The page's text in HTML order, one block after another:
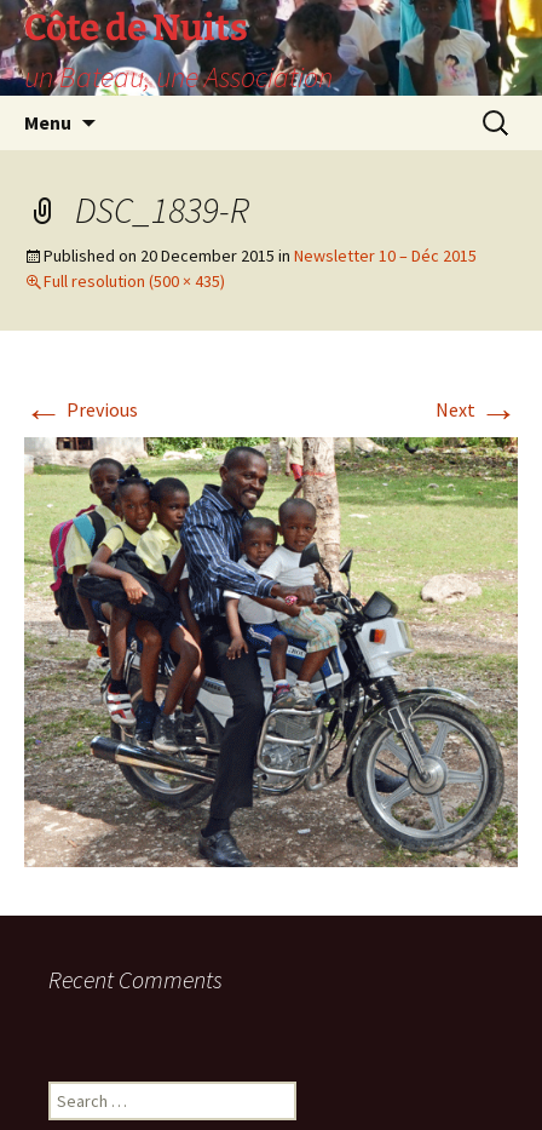
Skip
to
content
Côte de Nuits
un Bateau, une Association
Menu
Search
for:
DSC_1839-R
Published on 20 December 2015 in Newsletter 10 – Déc 2015
Full resolution (500 × 435)
← Previous Next →
Recent Comments
Search
for: